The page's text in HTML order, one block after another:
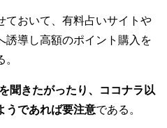
ておいて、有料占いサイトや
誘導し高額のポイント購入を
聞きたがったり、ココナラ以
うであれば要注意である。